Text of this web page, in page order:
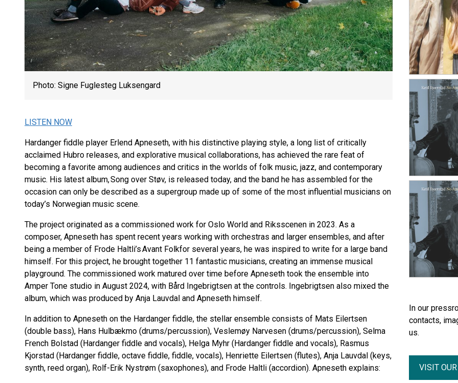
Photo: Signe Fuglesteg Luksengard
LISTEN NOW
Hardanger fiddle player Erlend Apneseth, with his distinctive playing style, a long list of critically
acclaimed Hubro releases, and explorative musical collaborations, has achieved the rare feat of
becoming a favorite among audiences and critics in the worlds of folk music, jazz, and contemporary
music. His latest album, Song over Støv, is released today, and the band he has assembled for the
occasion can only be described as a supergroup made up of some of the most influential musicians on
today’s Norwegian music scene.
The project originated as a commissioned work for Oslo World and Riksscenen in 2023. As a
composer, Apneseth has spent recent years working with orchestras and larger ensembles, and after
being a member of Frode Haltli’s Avant Folkfor several years, he was inspired to write for a large band
himself. For this project, he brought together 11 fantastic musicians, creating an immense musical
playground. The commissioned work matured over time before Apneseth took the ensemble into
Amper Tone studio in August 2024, with Bård Ingebrigtsen at the controls. Ingebrigtsen also mixed the
album, which was produced by Anja Lauvdal and Apneseth himself.
In addition to Apneseth on the Hardanger fiddle, the stellar ensemble consists of Mats Eilertsen
(double bass), Hans Hulbækmo (drums/percussion), Veslemøy Narvesen (drums/percussion), Selma
French Bolstad (Hardanger fiddle and vocals), Helga Myhr (Hardanger fiddle and vocals), Rasmus
Kjorstad (Hardanger fiddle, octave fiddle, fiddle, vocals), Henriette Eilertsen (flutes), Anja Lauvdal (keys,
synth, reed organ), Rolf-Erik Nystrøm (saxophones), and Frode Haltli (accordion). Apneseth explains:
In our
contacts,
us.
VISIT